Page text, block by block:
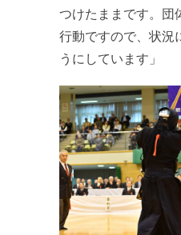
つけたままです。団
行動ですので、状況
うにしています」